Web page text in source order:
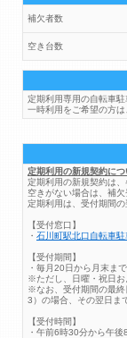
補欠者数
空き台数
定期利用専用の自転車駐
一時利用をご希望の方
定期利用の新規契約につ
定期利用の新規契約は
空きがない場合は、補
定期利用は、受付期間の
【受付窓口】
・ 石川町駅北口自転車駐
【受付期間】
・毎月20日から月末まで
※ただし、日曜・祝日お
※なお、受付期間の最
3）の場合、その翌日ま
【受付時間】
・午前6時30分から午